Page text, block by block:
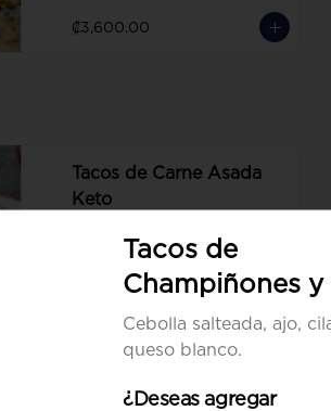
₡3,600.00
Tacos de Carne Asada
Keto
cebolla, cilantro.
₡5,400.00
Tacos de
Champiñones y
Cebolla salteada, ajo,
queso blanco.
¿Deseas agregar